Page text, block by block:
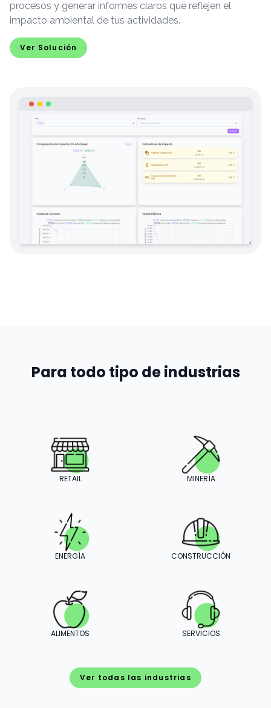
procesos y generar informes claros que reflejen el
impacto ambiental de tus actividades.
Ver Solución
Para todo tipo de industrias
RETAIL MINERÍA
ENERGÍA CONSTRUCCIÓN
ALIMENTOS SERVICIOS
Ver todas las industrias